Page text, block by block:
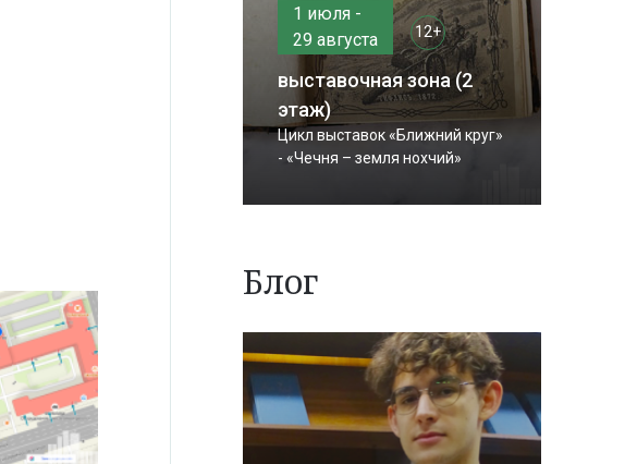
1 июля -
29 августа
12+
выставочная зона (2
этаж)
Цикл выставок «Ближний круг»
- «Чечня – земля нохчий»
Блог